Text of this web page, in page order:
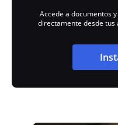
Accede a documentos
directamente desde tus